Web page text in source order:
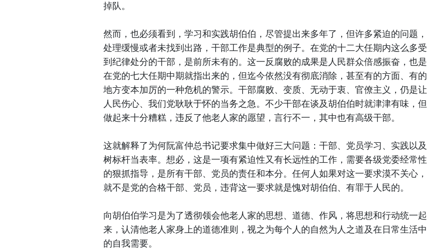
掉队。
然而，也必须看到，学习和实践胡伯伯，尽管提出来多年了，但许多紧迫的问题，
处理缓慢或者未找到出路，干部工作是典型的例子。在党的十二大任期内这么多受
到纪律处分的干部，是前所未有的。这一反腐败的成果是人民群众倍感振奋，也是
在党的七大任期中期就指出来的，但迄今依然没有彻底消除，甚至有的方面、有的
地方变本加厉的一种危机的警示。干部腐败、变质、无动于衷、官僚主义，仍是让
人民伤心、我们党耿耿于怀的当务之急。不少干部在谈及胡伯伯时就津津有味，但
做起来十分糟糕，违反了他老人家的愿望，言行不一，其中也有高级干部。
这就解释了为何阮富仲总书记要求集中做好三大问题：干部、党员学习、实践以及
树标杆当表率。想必，这是一项有紧迫性又有长远性的工作，需要各级党委经常性
的狠抓指导，是所有干部、党员的责任和本分。任何人如果对这一要求漠不关心，
就不是党的合格干部、党员，违背这一要求就是愧对胡伯伯、有罪于人民的。
向胡伯伯学习是为了透彻领会他老人家的思想、道德、作风，将思想和行动统一起
来，认清他老人家身上的道德准则，视之为每个人的自然为人之道及在日常生活中
的自我需要。